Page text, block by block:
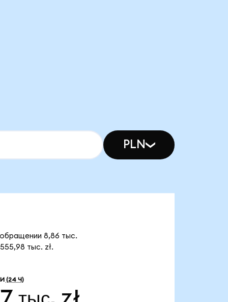
PLN
8,86 тыс.
тыс. zł.
(24 Ч)